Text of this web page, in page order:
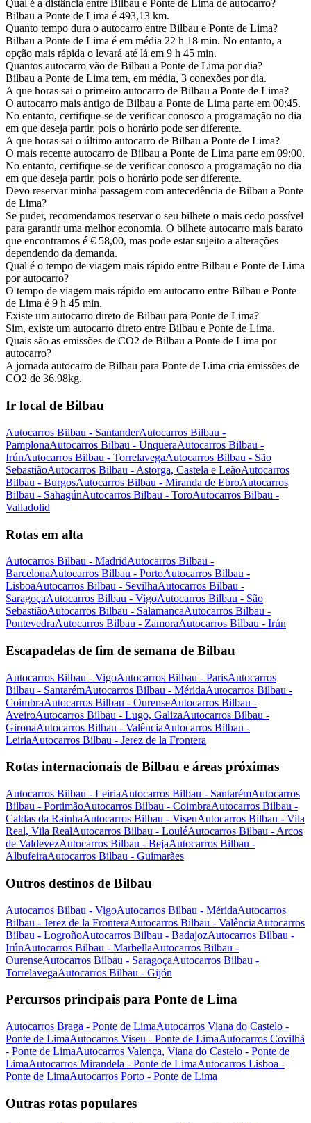
Qual é a distância entre Bilbau e Ponte de Lima de autocarro?
Bilbau a Ponte de Lima é 493,13 km.
Quanto tempo dura o autocarro entre Bilbau e Ponte de Lima?
Bilbau a Ponte de Lima é em média 22 h 18 min. No entanto, a
opção mais rápida o levará até lá em 9 h 45 min.
Quantos autocarro vão de Bilbau a Ponte de Lima por dia?
Bilbau a Ponte de Lima tem, em média, 3 conexões por dia.
A que horas sai o primeiro autocarro de Bilbau a Ponte de Lima?
O autocarro mais antigo de Bilbau a Ponte de Lima parte em 00:45.
No entanto, certifique-se de verificar conosco a programação no dia
em que deseja partir, pois o horário pode ser diferente.
A que horas sai o último autocarro de Bilbau a Ponte de Lima?
O mais recente autocarro de Bilbau a Ponte de Lima parte em 09:00.
No entanto, certifique-se de verificar conosco a programação no dia
em que deseja partir, pois o horário pode ser diferente.
Devo reservar minha passagem com antecedência de Bilbau a Ponte
de Lima?
Se puder, recomendamos reservar o seu bilhete o mais cedo possível
para garantir uma melhor economia. O bilhete autocarro mais barato
que encontramos é € 58,00, mas pode estar sujeito a alterações
dependendo da demanda.
Qual é o tempo de viagem mais rápido entre Bilbau e Ponte de Lima
por autocarro?
O tempo de viagem mais rápido em autocarro entre Bilbau e Ponte
de Lima é 9 h 45 min.
Existe um autocarro direto de Bilbau para Ponte de Lima?
Sim, existe um autocarro direto entre Bilbau e Ponte de Lima.
Quais são as emissões de CO2 de Bilbau a Ponte de Lima por
autocarro?
A jornada autocarro de Bilbau para Ponte de Lima cria emissões de
CO2 de 36.98kg.
Ir local de Bilbau
Autocarros Bilbau - SantanderAutocarros Bilbau -
PamplonaAutocarros Bilbau - UnqueraAutocarros Bilbau -
IrúnAutocarros Bilbau - TorrelavegaAutocarros Bilbau - São
SebastiãoAutocarros Bilbau - Astorga, Castela e LeãoAutocarros
Bilbau - BurgosAutocarros Bilbau - Miranda de EbroAutocarros
Bilbau - SahagúnAutocarros Bilbau - ToroAutocarros Bilbau -
Valladolid
Rotas em alta
Autocarros Bilbau - MadridAutocarros Bilbau -
BarcelonaAutocarros Bilbau - PortoAutocarros Bilbau -
LisboaAutocarros Bilbau - SevilhaAutocarros Bilbau -
SaragoçaAutocarros Bilbau - VigoAutocarros Bilbau - São
SebastiãoAutocarros Bilbau - SalamancaAutocarros Bilbau -
PontevedraAutocarros Bilbau - ZamoraAutocarros Bilbau - Irún
Escapadelas de fim de semana de Bilbau
Autocarros Bilbau - VigoAutocarros Bilbau - ParisAutocarros
Bilbau - SantarémAutocarros Bilbau - MéridaAutocarros Bilbau -
CoimbraAutocarros Bilbau - OurenseAutocarros Bilbau -
AveiroAutocarros Bilbau - Lugo, GalizaAutocarros Bilbau -
GironaAutocarros Bilbau - ValênciaAutocarros Bilbau -
LeiriaAutocarros Bilbau - Jerez de la Frontera
Rotas internacionais de Bilbau e áreas próximas
Autocarros Bilbau - LeiriaAutocarros Bilbau - SantarémAutocarros
Bilbau - PortimãoAutocarros Bilbau - CoimbraAutocarros Bilbau -
Caldas da RainhaAutocarros Bilbau - ViseuAutocarros Bilbau - Vila
Real, Vila RealAutocarros Bilbau - LouléAutocarros Bilbau - Arcos
de ValdevezAutocarros Bilbau - BejaAutocarros Bilbau -
AlbufeiraAutocarros Bilbau - Guimarães
Outros destinos de Bilbau
Autocarros Bilbau - VigoAutocarros Bilbau - MéridaAutocarros
Bilbau - Jerez de la FronteraAutocarros Bilbau - ValênciaAutocarros
Bilbau - LogroñoAutocarros Bilbau - BadajozAutocarros Bilbau -
IrúnAutocarros Bilbau - MarbellaAutocarros Bilbau -
OurenseAutocarros Bilbau - SaragoçaAutocarros Bilbau -
TorrelavegaAutocarros Bilbau - Gijón
Percursos principais para Ponte de Lima
Autocarros Braga - Ponte de LimaAutocarros Viana do Castelo -
Ponte de LimaAutocarros Viseu - Ponte de LimaAutocarros Covilhã
- Ponte de LimaAutocarros Valença, Viana do Castelo - Ponte de
LimaAutocarros Mirandela - Ponte de LimaAutocarros Lisboa -
Ponte de LimaAutocarros Porto - Ponte de Lima
Outras rotas populares